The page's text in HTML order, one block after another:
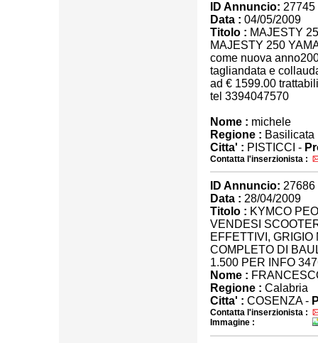
ID Annuncio: 27745
Data : 04/05/2009
Titolo : MAJESTY
MAJESTY 250
come nuova
tagliandata e
ad € 1599.00 trattabili
tel 3394047570
Nome : michele
Regione : Basilicata
Citta' : PISTICCI -
Contatta l'inserzionista :
ID Annuncio: 27686
Data : 28/04/2009
Titolo : KYMCO
VENDESI
EFFETTIVI,
COMPLETO DI
1.500 PER INFO
Nome :
Regione : Calabria
Citta' : COSENZA -
Contatta l'inserzionista :
Immagine :